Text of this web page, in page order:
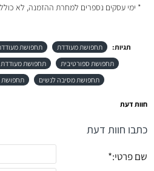
* ימי עסקים נספרים למחרת ההזמנה, לא
תגיות: תחפושת מעודדת תחפושת
תחפושת ספורטיבית
תחפושת
תחפושת מסיבה לנשים
תחפושת
חוות דעת
כתבו חוות דעת
שם פרטי: